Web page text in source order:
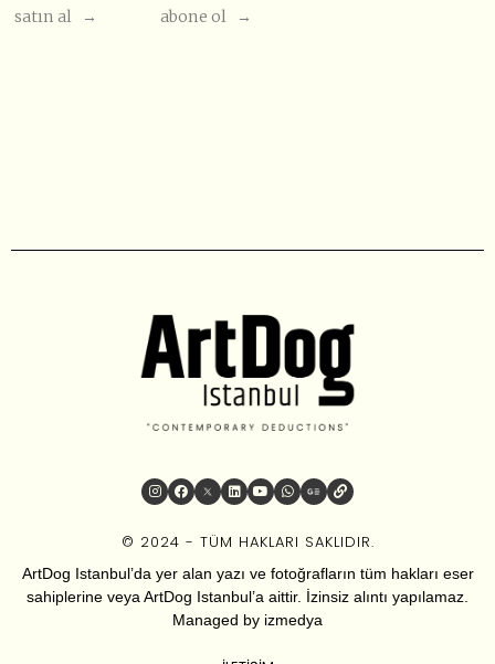
satın al → abone ol →
© 2024 - TÜM HAKLARI SAKLIDIR.
ArtDog Istanbul’da yer alan yazı ve fotoğrafların tüm hakları eser
sahiplerine veya ArtDog Istanbul’a aittir. İzinsiz alıntı yapılamaz.
Managed by izmedya